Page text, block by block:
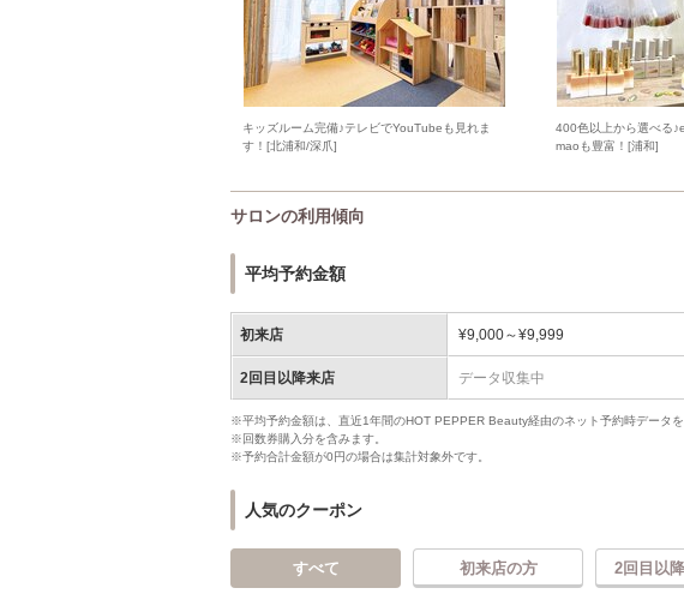
キッズルーム完備♪テレビでYouTubeも見れま
す！[北浦和/深爪]
400色以上から選べる
maoも豊富！[浦和]
サロンの利用傾向
平均予約金額
初来店 ¥9,000～¥9,999
2回目以降来店 データ収集中
※平均予約金額は、直近1年間のHOT PEPPER Beauty経由のネット予約時データを
※回数券購入分を含みます。
※予約合計金額が0円の場合は集計対象外です。
人気のクーポン
すべて 初来店の方 2回目以